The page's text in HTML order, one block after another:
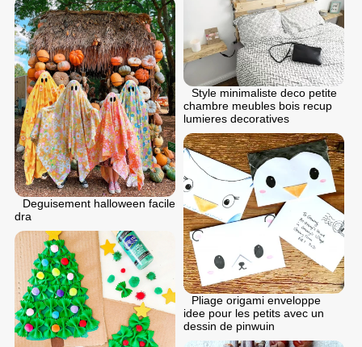
Style minimaliste deco petite
chambre meubles bois recup
lumieres decoratives
Deguisement halloween facile
dra
Pliage origami enveloppe
idee pour les petits avec un
dessin de pinwuin